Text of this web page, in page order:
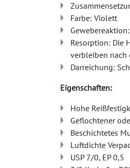
Farbe: Violett
Resorption: Die
verbleiben nach
Darreichung:
Eigenschaften:
Hohe
Geflochtener
Beschichtetes
Luftdichte
USP 7/0, EP 0,5